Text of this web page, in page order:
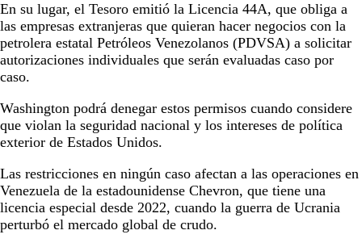
En su lugar, el Tesoro emitió la Licencia 44A, que obliga a
las empresas extranjeras que quieran hacer negocios con la
petrolera estatal Petróleos Venezolanos (PDVSA) a solicitar
autorizaciones individuales que serán evaluadas caso por
caso.
Washington podrá denegar estos permisos cuando considere
que violan la seguridad nacional y los intereses de política
exterior de Estados Unidos.
Las restricciones en ningún caso afectan a las operaciones en
Venezuela de la estadounidense Chevron, que tiene una
licencia especial desde 2022, cuando la guerra de Ucrania
perturbó el mercado global de crudo.